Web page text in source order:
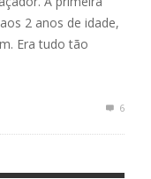
2 anos de idade,
Era tudo tão
6